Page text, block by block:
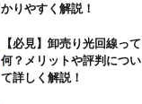
かりやすく解説！
【必見】卸売り光回線って
何？メリットや評判につい
て詳しく解説！